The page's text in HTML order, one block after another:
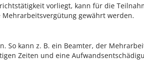
vorliegt, kann für die
gewährt werden.
So kann z. B. ein Beamter, der
Zeiten und eine